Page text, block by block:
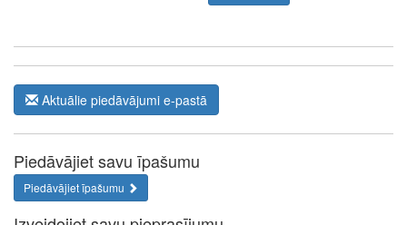
Aktuālie piedāvājumi e-pastā
Piedāvājiet savu īpašumu
Piedāvājiet īpašumu